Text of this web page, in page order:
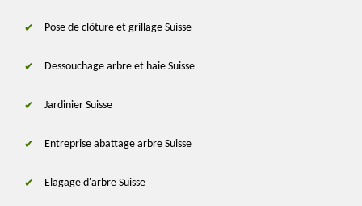
Pose de clôture et grillage Suisse
Dessouchage arbre et haie Suisse
Jardinier Suisse
Entreprise abattage arbre Suisse
Elagage d'arbre Suisse